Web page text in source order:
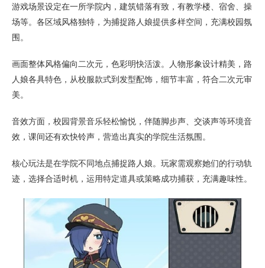
游戏场景设定在一所学院内，建筑错落有致，有教学楼、宿舍、操
场等。各区域风格独特，为捕捉路人娘提供多样空间，充满校园氛
围。
画面整体风格偏向二次元，色彩明快活泼。人物形象设计精美，路
人娘各具特色，从校服款式到发型配饰，细节丰富，符合二次元审
美。
音效方面，校园背景音乐轻松愉悦，伴随脚步声、交谈声等环境音
效，课间还有欢快铃声，营造出真实的学院生活氛围。
核心玩法是在学院不同地点捕捉路人娘。玩家需观察她们的行动轨
迹，选择合适时机，运用特定道具或策略成功捕获，充满趣味性。